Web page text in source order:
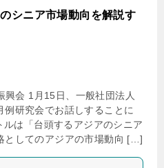
シニア市場動向を解説す
興会 1月15日、一般社団法人
研究会でお話しすることに
は「台頭するアジアのシニア
としてのアジアの市場動向 […]